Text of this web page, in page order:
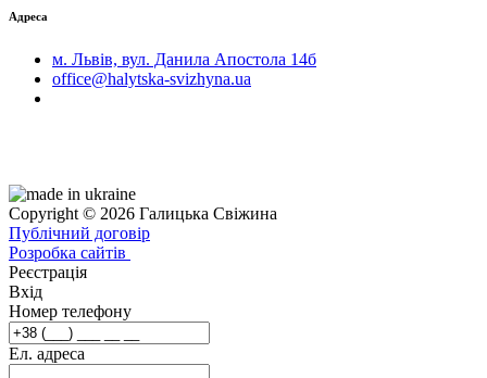
Адреса
м. Львів, вул. Данила Апостола 14б
office@halytska-svizhyna.ua
Copyright © 2026 Галицька Свіжина
Публічний договір
Розробка сайтів
Реєстрація
Вхід
Номер телефону
Ел. адреса